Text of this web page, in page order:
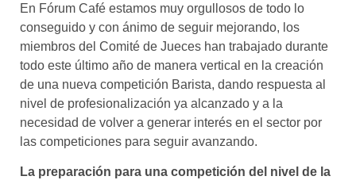
En Fórum Café estamos muy orgullosos de todo lo
conseguido y con ánimo de seguir mejorando, los
miembros del Comité de Jueces han trabajado durante
todo este último año de manera vertical en la creación
de una nueva competición Barista, dando respuesta al
nivel de profesionalización ya alcanzado y a la
necesidad de volver a generar interés en el sector por
las competiciones para seguir avanzando.
La preparación para una competición del nivel de la